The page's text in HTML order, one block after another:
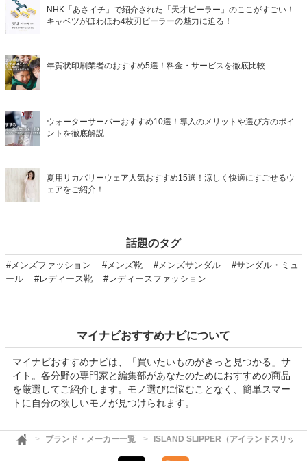
NHK「あさイチ」で紹介された「天才ピーラー」のここがすごい！
キャベツがほわほわ4枚刃ピーラーの魅力に迫る！
年賀状印刷業者のおすすめ5選！料金・サービスを徹底比較
ウォーターサーバーおすすめ10選！導入のメリットや選び方のポイ
ントを徹底解説
夏用リカバリーウェア人気おすすめ15選！涼しく快適にすごせるウ
ェアをご紹介！
話題のタグ
#メンズファッション #メンズ靴 #メンズサンダル
#サンダル・ミュ
ール
#レディース靴 #レディースファッション
マイナビおすすめナビについて
マイナビおすすめナビは、「買いたいものがきっと見つかる」サ
イト。各分野の専門家と編集部があなたのためにおすすめの商品
を厳選してご紹介します。モノ選びに悩むことなく、簡単スマー
トに自分の欲しいモノが見つけられます。
ブランド・メーカー一覧 ISLAND SLIPPER（アイランドスリッパ